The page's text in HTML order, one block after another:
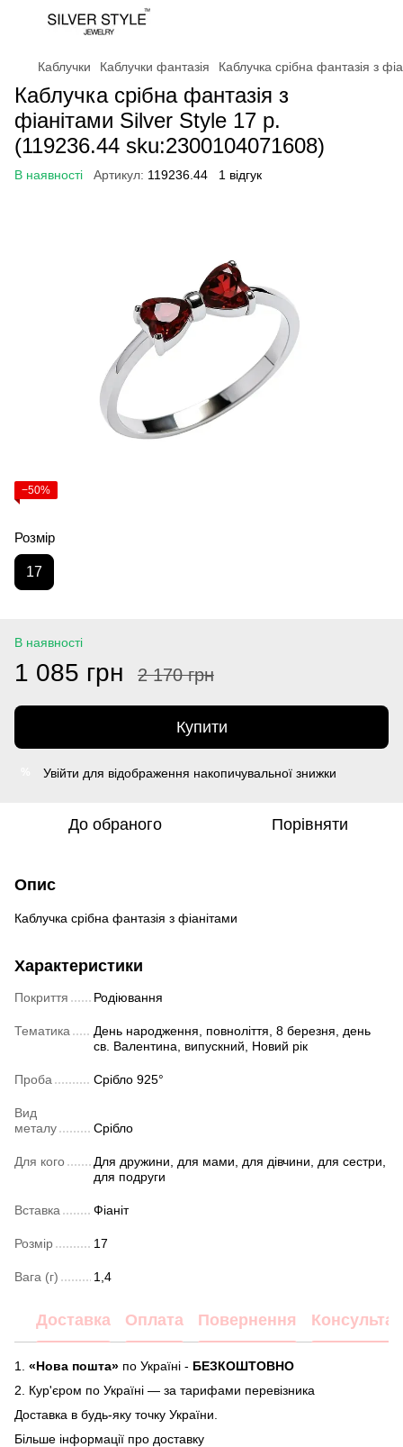
Каблучки Каблучки фантазія Каблучка срібна фантазія з
Каблучка срібна фантазія з
фіанітами Silver Style 17 р.
(119236.44 sku:2300104071608)
В наявності Артикул: 119236.44 1 відгук
−50%
Розмір
17
В наявності
1 085 грн 2 170 грн
Купити
Увійти для відображення накопичувальної знижки
До обраного Порівняти
Опис
Каблучка срібна фантазія з фіанітами
Характеристики
Покриття Родіювання
Тематика
День народження, повноліття, 8 березня, день
св. Валентина, випускний, Новий рік
Проба Срібло 925°
Вид
металу
Срібло
Для кого
Для дружини, для мами, для дівчини, для сестри,
для подруги
Вставка Фіаніт
Розмір 17
Вага (г) 1,4
Доставка Оплата Повернення
1. «Нова пошта» по Україні - БЕЗКОШТОВНО
2.
Кур'єром по Україні — за тарифами перевізника
Доставка в будь-яку точку України.
Більше інформації про доставку